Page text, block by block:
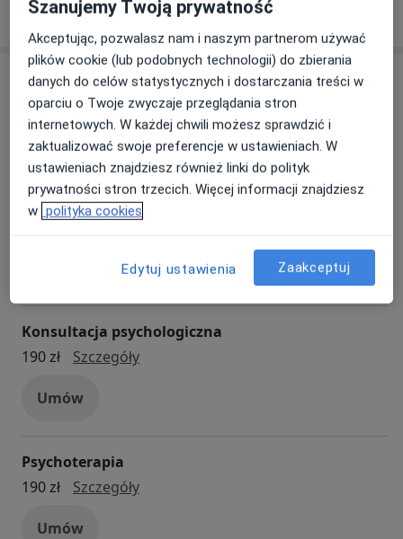
Zapisy już ruszyły! Zapraszamy do zapisywania się
via: https://www.znanylekarz.pl/klaudia-
grobelak/psycholog/gliwice
lub telefonicznie: 696 443 678
przeszłości,
-niskiej samooceny,
-ciąży, porodu i lęku z tym z wiązanym,
-depresji poporodowej,
-choroby dziecka,
-separacji, rozwodu, rozstania z bliską osobą,
-stresu i frustracji,
-konfliktów agresji, przemocy w rodzinie,
-zaburzeń odżywiania,
-braku samokontroli,
-problemów z stworzeniem satysfakcjonującego
związku,
-dolegliwości psychosomatycznych (bóli brzucha, bóli
głowy, duszności i innych),
-dolegliwości odczuwania przygnębienia, apatii,
smutku, nudy i pustki, permanentnego zmęczenia,
-poczucia osamotnienia i zagubienia,
-wypalenia zawodowego
A nade wszystko problemów, które ciężko ująć w
słowa, a które sprawiają, że nie można żyć pełnią życia,
Zobacz więcej
Usługi
Wszystkie
Interwencja kryzysowa
190 zł
Szczegółyinterwencja kryzysowa
Konsultacja psychologiczna
190 zł
SzczegółyKonsultacja psychologiczna
Umów
Psychoterapia
190 zł
SzczegółyPsychoterapia
Umów
Szanujemy Twoją prywatność
Akceptując, pozwalasz nam i naszym partnerom używać
plików cookie (lub podobnych technologii) do zbierania
danych do celów statystycznych i dostarczania treści w
oparciu o Twoje zwyczaje przeglądania stron
internetowych. W każdej chwili możesz sprawdzić i
zaktualizować swoje preferencje w ustawieniach. W
ustawieniach znajdziesz również linki do polityk
prywatności stron trzecich. Więcej informacji znajdziesz
w polityka cookies
Edytuj ustawienia Zaakceptuj